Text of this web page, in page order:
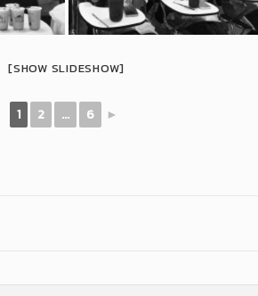
[SHOW SLIDESHOW]
1 2 ... 6 ►